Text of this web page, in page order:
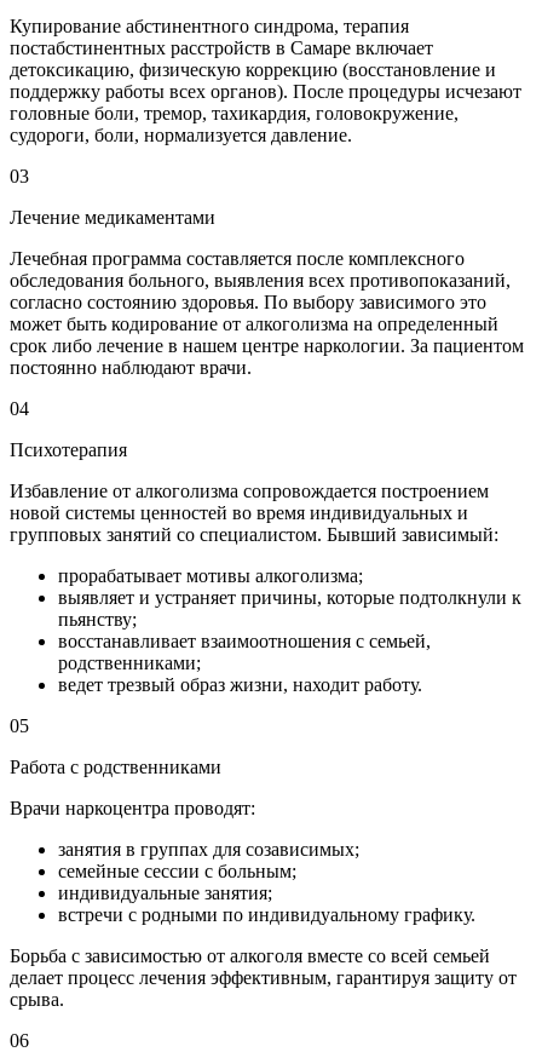
Купирование абстинентного синдрома, терапия
постабстинентных расстройств в Самаре включает
детоксикацию, физическую коррекцию (восстановление и
поддержку работы всех органов). После процедуры исчезают
головные боли, тремор, тахикардия, головокружение,
судороги, боли, нормализуется давление.
03
Лечение медикаментами
Лечебная программа составляется после комплексного
обследования больного, выявления всех противопоказаний,
согласно состоянию здоровья. По выбору зависимого это
может быть кодирование от алкоголизма на определенный
срок либо лечение в нашем центре наркологии. За пациентом
постоянно наблюдают врачи.
04
Психотерапия
Избавление от алкоголизма сопровождается построением
новой системы ценностей во время индивидуальных и
групповых занятий со специалистом. Бывший зависимый:
прорабатывает мотивы алкоголизма;
выявляет и устраняет причины, которые подтолкнули к
пьянству;
восстанавливает взаимоотношения с семьей,
родственниками;
ведет трезвый образ жизни, находит работу.
05
Работа с родственниками
Врачи наркоцентра проводят:
занятия в группах для созависимых;
семейные сессии с больным;
индивидуальные занятия;
встречи с родными по индивидуальному графику.
Борьба с зависимостью от алкоголя вместе со всей семьей
делает процесс лечения эффективным, гарантируя защиту от
срыва.
06